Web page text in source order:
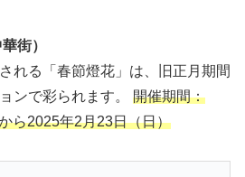
街）
れる「春節燈花」は、旧正月期間
ンで彩られます。 開催期間：
ら2025年2月23日（日）